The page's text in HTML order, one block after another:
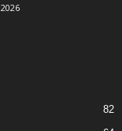
82